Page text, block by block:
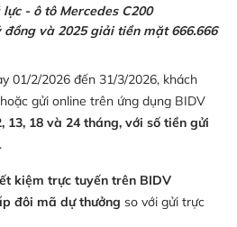
- ô tô Mercedes C200
và 2025 giải tiền mặt 666.666
01/2/2026 đến 31/3/2026, khách
gửi online trên ứng dụng BIDV
13, 18 và 24 tháng, với số tiền gửi
.
kiệm trực tuyến trên BIDV
đôi mã dự thưởng so với gửi trực